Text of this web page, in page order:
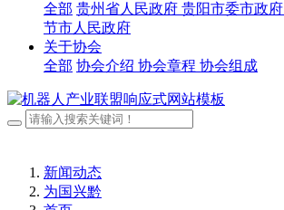
全部 贵州省人民政府 贵阳市委市政府
节市人民政府
关于协会
全部 协会介绍 协会章程 协会组成
新闻动态
为国兴黔